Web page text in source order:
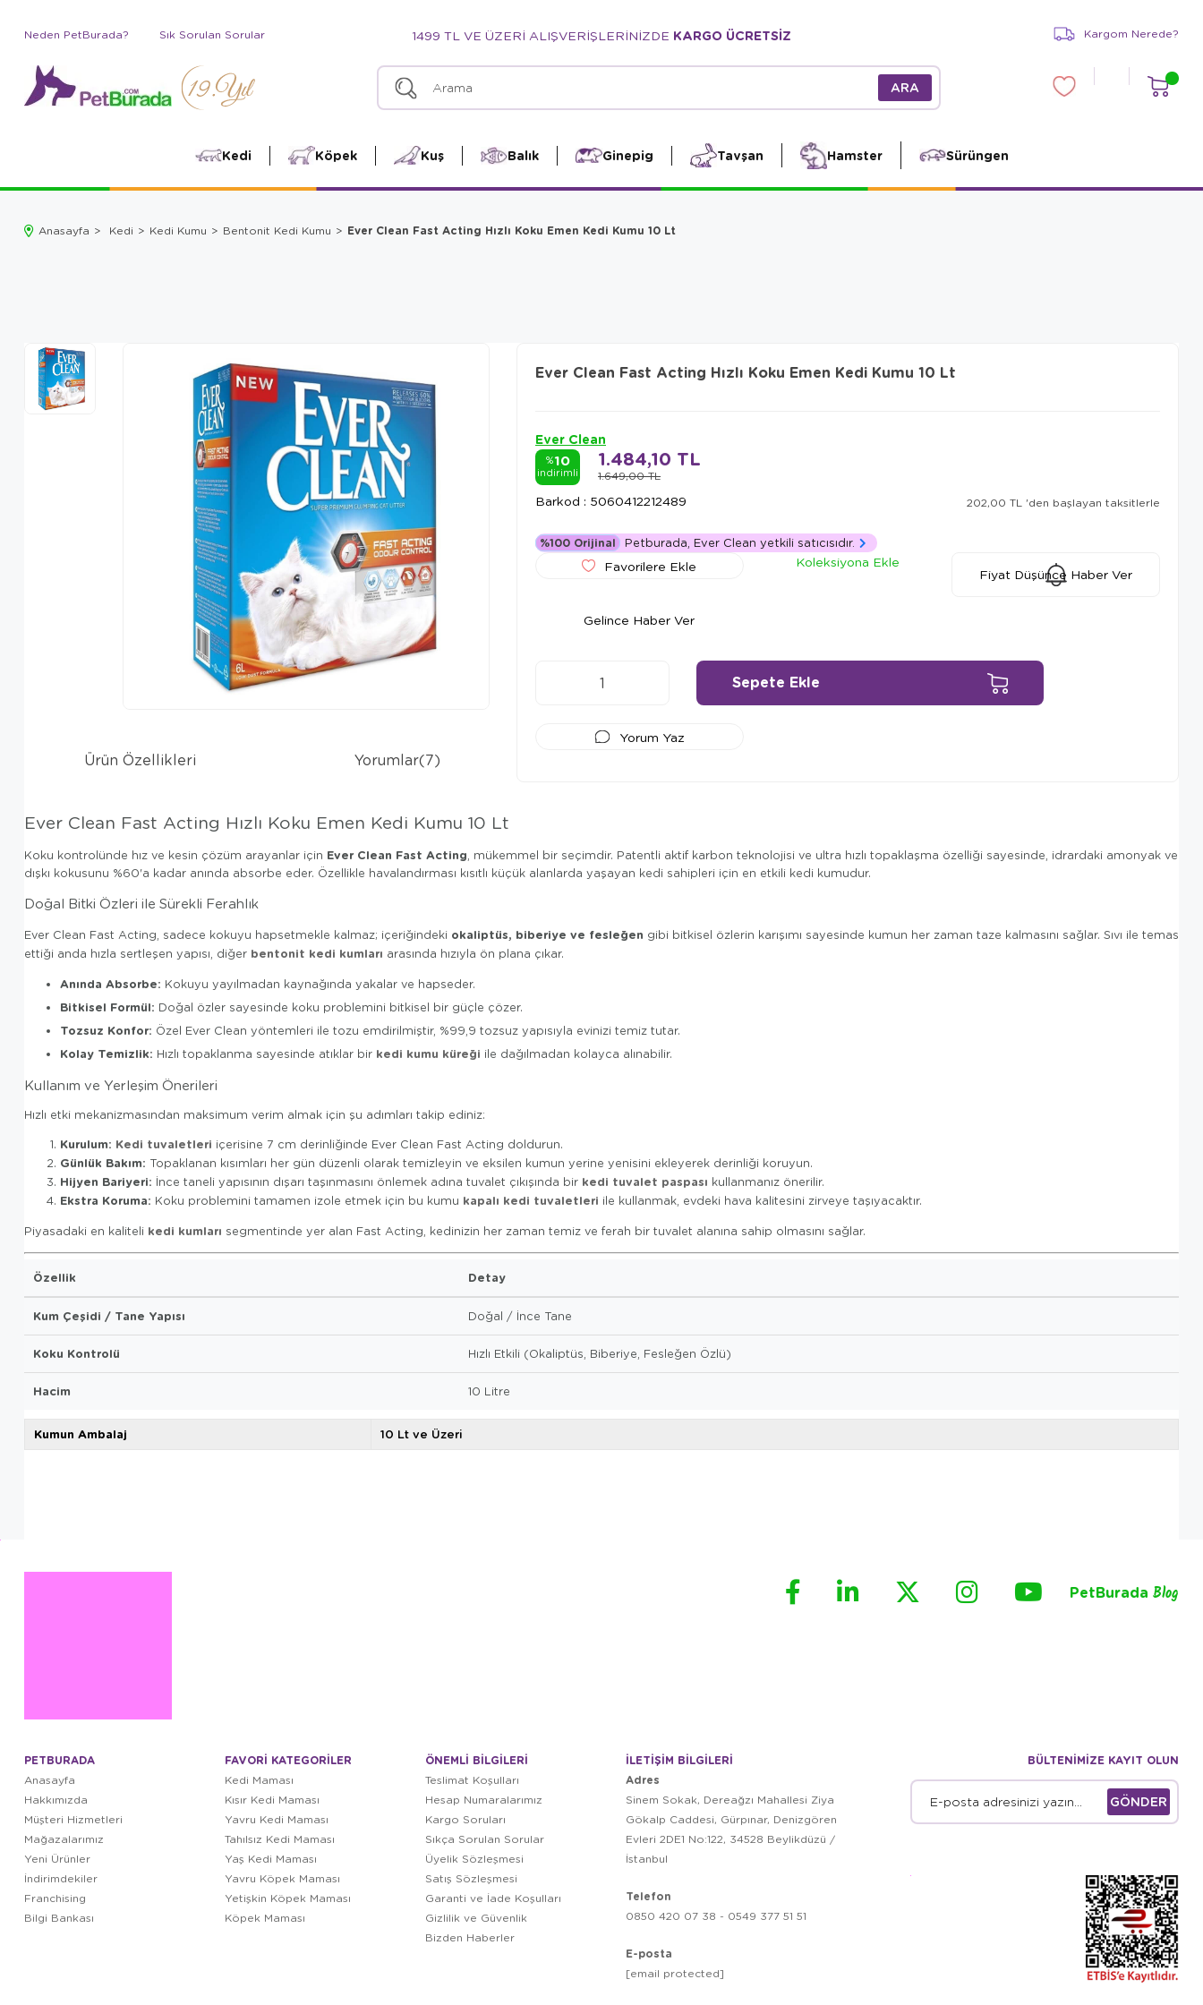
Neden PetBurada? Sık Sorulan Sorular 1499 TL VE ÜZERİ ALIŞVERİŞLERİNİZDE KARGO ÜCRETSİZ Kargom Nerede?
Kedi Köpek Kuş Balık Ginepig Tavşan Hamster Sürüngen
Anasayfa Kedi Kedi Kumu Bentonit Kedi Kumu Ever Clean Fast Acting Hızlı Koku Emen Kedi Kumu 10 Lt
Ever Clean Fast Acting Hızlı Koku Emen Kedi Kumu 10 Lt
Ever Clean
%10
indirimli 1.649,00 TL
1.484,10 TL
Barkod : 5060412212489 202,00 TL 'den başlayan taksitlerle
%100 Orijinal Petburada, Ever Clean yetkili satıcısıdır.
Favorilere Ekle
Koleksiyona Ekle
Fiyat Düşünce Haber Ver
Gelince Haber Ver
Yorum Yaz
Ürün Özellikleri Yorumlar(7)
Ever Clean Fast Acting Hızlı Koku Emen Kedi Kumu 10 Lt
Koku kontrolünde hız ve kesin çözüm arayanlar için Ever Clean Fast Acting, mükemmel bir seçimdir. Patentli aktif karbon teknolojisi ve ultra hızlı topaklaşma özelliği sayesinde, idrardaki amonyak ve
dışkı kokusunu %60'a kadar anında absorbe eder. Özellikle havalandırması kısıtlı küçük alanlarda yaşayan kedi sahipleri için en etkili kedi kumudur.
Doğal Bitki Özleri ile Sürekli Ferahlık
Ever Clean Fast Acting, sadece kokuyu hapsetmekle kalmaz; içeriğindeki okaliptüs, biberiye ve fesleğen gibi bitkisel özlerin karışımı sayesinde kumun her zaman taze kalmasını sağlar. Sıvı ile temas
ettiği anda hızla sertleşen yapısı, diğer bentonit kedi kumları arasında hızıyla ön plana çıkar.
Anında Absorbe: Kokuyu yayılmadan kaynağında yakalar ve hapseder.
Bitkisel Formül: Doğal özler sayesinde koku problemini bitkisel bir güçle çözer.
Tozsuz Konfor: Özel Ever Clean yöntemleri ile tozu emdirilmiştir, %99,9 tozsuz yapısıyla evinizi temiz tutar.
Kolay Temizlik: Hızlı topaklanma sayesinde atıklar bir kedi kumu küreği ile dağılmadan kolayca alınabilir.
Kullanım ve Yerleşim Önerileri
Hızlı etki mekanizmasından maksimum verim almak için şu adımları takip ediniz:
Kurulum: Kedi tuvaletleri içerisine 7 cm derinliğinde Ever Clean Fast Acting doldurun.
Günlük Bakım: Topaklanan kısımları her gün düzenli olarak temizleyin ve eksilen kumun yerine yenisini ekleyerek derinliği koruyun.
Hijyen Bariyeri: İnce taneli yapısının dışarı taşınmasını önlemek adına tuvalet çıkışında bir kedi tuvalet paspası kullanmanız önerilir.
Ekstra Koruma: Koku problemini tamamen izole etmek için bu kumu kapalı kedi tuvaletleri ile kullanmak, evdeki hava kalitesini zirveye taşıyacaktır.
Piyasadaki en kaliteli kedi kumları segmentinde yer alan Fast Acting, kedinizin her zaman temiz ve ferah bir tuvalet alanına sahip olmasını sağlar.
Özellik Detay
Kum Çeşidi / Tane Yapısı Doğal / İnce Tane
Koku Kontrolü Hızlı Etkili (Okaliptüs, Biberiye, Fesleğen Özlü)
Hacim 10 Litre
Kumun Ambalaj 10 Lt ve Üzeri
PetBurada Blog
PETBURADA
Anasayfa
Hakkımızda
Müşteri Hizmetleri
Mağazalarımız
Yeni Ürünler
İndirimdekiler
Franchising
Bilgi Bankası
FAVORİ KATEGORİLER
Kedi Maması
Kısır Kedi Maması
Yavru Kedi Maması
Tahılsız Kedi Maması
Yaş Kedi Maması
Yavru Köpek Maması
Yetişkin Köpek Maması
Köpek Maması
ÖNEMLİ BİLGİLERİ
Teslimat Koşulları
Hesap Numaralarımız
Kargo Soruları
Sıkça Sorulan Sorular
Üyelik Sözleşmesi
Satış Sözleşmesi
Garanti ve İade Koşulları
Gizlilik ve Güvenlik
Bizden Haberler
İLETİŞİM BİLGİLERİ
Adres
Sinem Sokak, Dereağzı Mahallesi Ziya
Gökalp Caddesi, Gürpınar, Denizgören
Evleri 2DE1 No:122, 34528 Beylikdüzü /
İstanbul
Telefon
0850 420 07 38 - 0549 377 51 51
E-posta
[email protected]
BÜLTENİMİZE KAYIT OLUN
GÖNDER